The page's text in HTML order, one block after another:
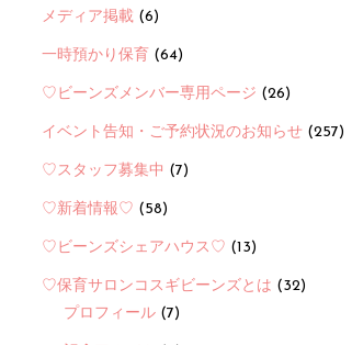
メディア掲載 (6)
一時預かり保育 (64)
♡ビーンズメンバー専用ページ (26)
イベント告知・ご予約状況のお知らせ (257)
♡スタッフ募集中 (7)
♡新着情報♡ (58)
♡ビーンズシェアハウス♡ (13)
♡保育サロンコスギビーンズとは (32)
プロフィール (7)